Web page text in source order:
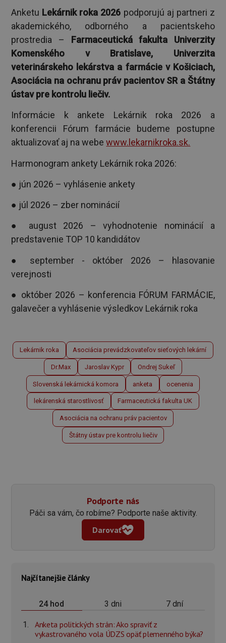
Anketu Lekárnik roka 2026 podporujú aj partneri z
akademického, odborného a pacientskeho
prostredia – Farmaceutická fakulta Univerzity
Komenského v Bratislave, Univerzita
veterinárskeho lekárstva a farmácie v Košiciach,
Asociácia na ochranu práv pacientov SR a Štátny
ústav pre kontrolu liečiv.
Informácie k ankete Lekárnik roka 2026 a
konferencii Fórum farmácie budeme postupne
aktualizovať aj na webewww.lekarnikroka.sk.
Harmonogram ankety Lekárnik roka 2026:
● jún 2026 – vyhlásenie ankety
● júl 2026 – zber nominácií
● august 2026 – vyhodnotenie nominácií a
predstavenie TOP 10 kandidátov
● september - október 2026 – hlasovanie
verejnosti
● október 2026 – konferencia FÓRUM FARMÁCIE,
galavečer a vyhlásenie výsledkov Lekárnik roka
Lekárnik roka Asociácia prevádzkovateľov sieťových lekární
Dr.Max Jaroslav Kypr Ondrej Sukeľ
Slovenská lekárnická komora anketa ocenenia
lekárenská starostlivosť Farmaceutická fakulta UK
Asociácia na ochranu práv pacientov
Štátny ústav pre kontrolu liečiv
Podporte nás
Páči sa vám, čo robíme? Podporte naše aktivity.
Darovať
Najčítanejšie články
24 hod 3 dni 7 dní
Anketa politických strán: Ako spraviť z
vykastrovaného vola ÚDZS opäť plemenného býka?